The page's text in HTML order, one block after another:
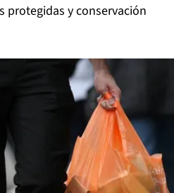
protegidas y conservación